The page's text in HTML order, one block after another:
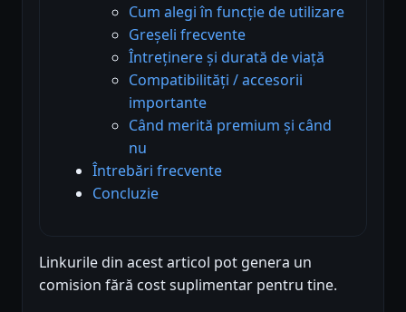
Cum alegi în funcție de utilizare
Greșeli frecvente
Întreținere și durată de viață
Compatibilități / accesorii
importante
Când merită premium și când
nu
Întrebări frecvente
Concluzie
Linkurile din acest articol pot genera un
comision fără cost suplimentar pentru tine.